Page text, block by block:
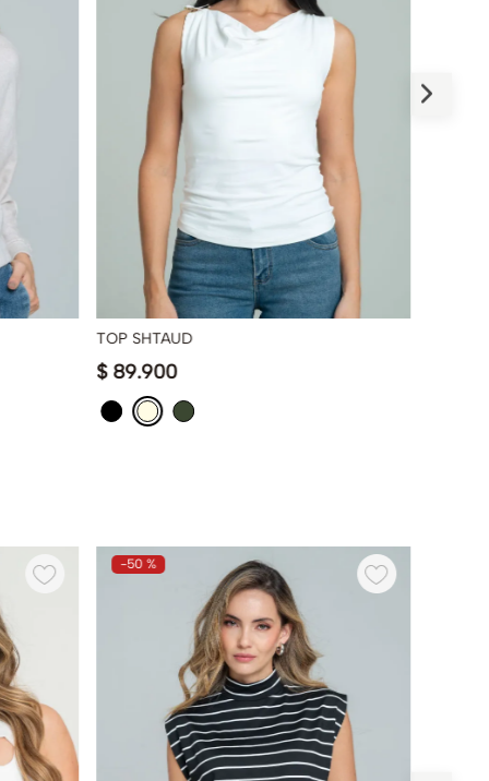
TOP SHTAUD
$ 89.900
-50 %